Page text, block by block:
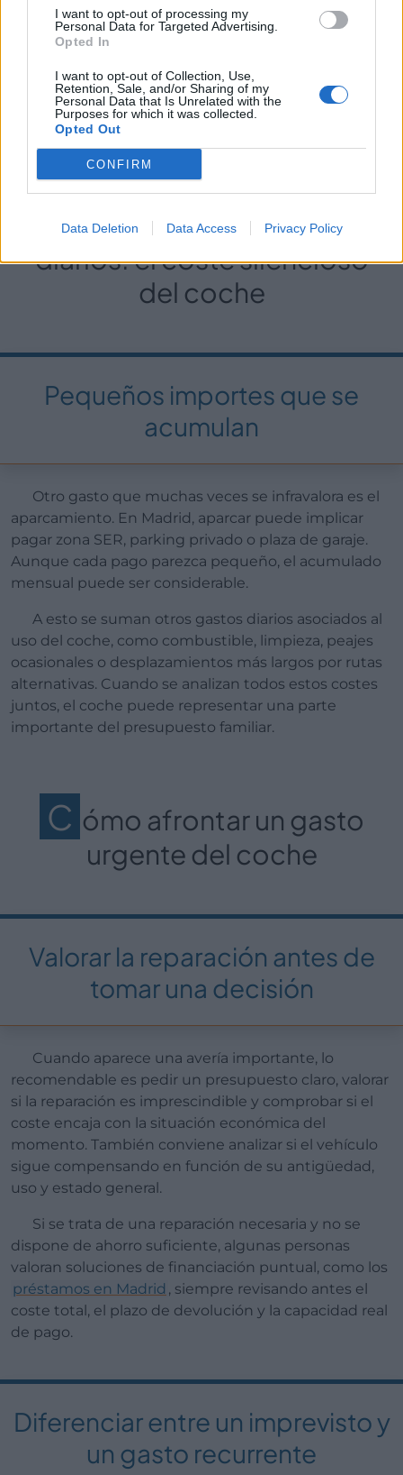
I want to opt-out of processing my
Personal Data for Targeted Advertising.
Opted In
I want to opt-out of Collection, Use,
Retention, Sale, and/or Sharing of my
Personal Data that Is Unrelated with the
Purposes for which it was collected.
Opted Out
CONFIRM
Data Deletion Data Access Privacy Policy
confiarse en trayectos habituales puede terminar en
una multa evitable.
Madrid es también una forma de ahorrar. Estar
informado puede evitar gastos innecesarios y ayudar
a planificar mejor los desplazamientos.
A parcamiento y gastos
diarios: el coste silencioso
del coche
Pequeños importes que se
acumulan
Otro gasto que muchas veces se infravalora es el
aparcamiento. En Madrid, aparcar puede implicar
pagar zona SER, parking privado o plaza de garaje.
Aunque cada pago parezca pequeño, el acumulado
mensual puede ser considerable.
A esto se suman otros gastos diarios asociados al
uso del coche, como combustible, limpieza, peajes
ocasionales o desplazamientos más largos por rutas
alternativas. Cuando se analizan todos estos costes
juntos, el coche puede representar una parte
importante del presupuesto familiar.
C ómo afrontar un gasto
urgente del coche
Valorar la reparación antes de
tomar una decisión
Cuando aparece una avería importante, lo
recomendable es pedir un presupuesto claro, valorar
si la reparación es imprescindible y comprobar si el
coste encaja con la situación económica del
momento. También conviene analizar si el vehículo
sigue compensando en función de su antigüedad,
uso y estado general.
Si se trata de una reparación necesaria y no se
dispone de ahorro suficiente, algunas personas
valoran soluciones de financiación puntual, como los
préstamos en Madrid , siempre revisando antes el
coste total, el plazo de devolución y la capacidad real
de pago.
Diferenciar entre un imprevisto y
un gasto recurrente